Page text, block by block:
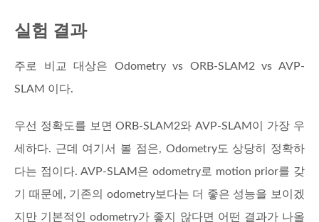
실험 결과
주로 비교 대상은 Odometry vs ORB-SLAM2 vs AVP-
SLAM 이다.
우선 정확도를 보면 ORB-SLAM2와 AVP-SLAM이 가장 우
세하다. 근데 여기서 볼 점은, Odometry도 상당히 정확하
다는 점이다. AVP-SLAM은 odometry로 motion prior를 갖
기 때문에, 기존의 odometry보다는 더 좋은 성능을 보이겠
지만 기본적인 odometry가 좋지 않다면 어떤 결과가 나올